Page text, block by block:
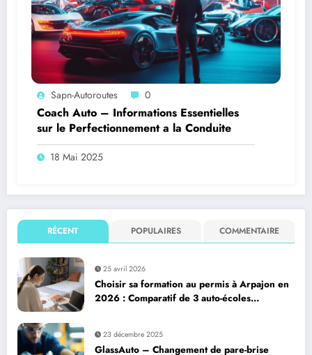
Sapn-Autoroutes 0
Coach Auto – Informations Essentielles
sur le Perfectionnement a la Conduite
18 Mai 2025
RÉCENT POPULAIRES COMMENTAIRE
25 avril 2026
Choisir sa formation au permis à Arpajon en
2026 : Comparatif de 3 auto-écoles
23 décembre 2025
GlassAuto – Changement de pare-brise